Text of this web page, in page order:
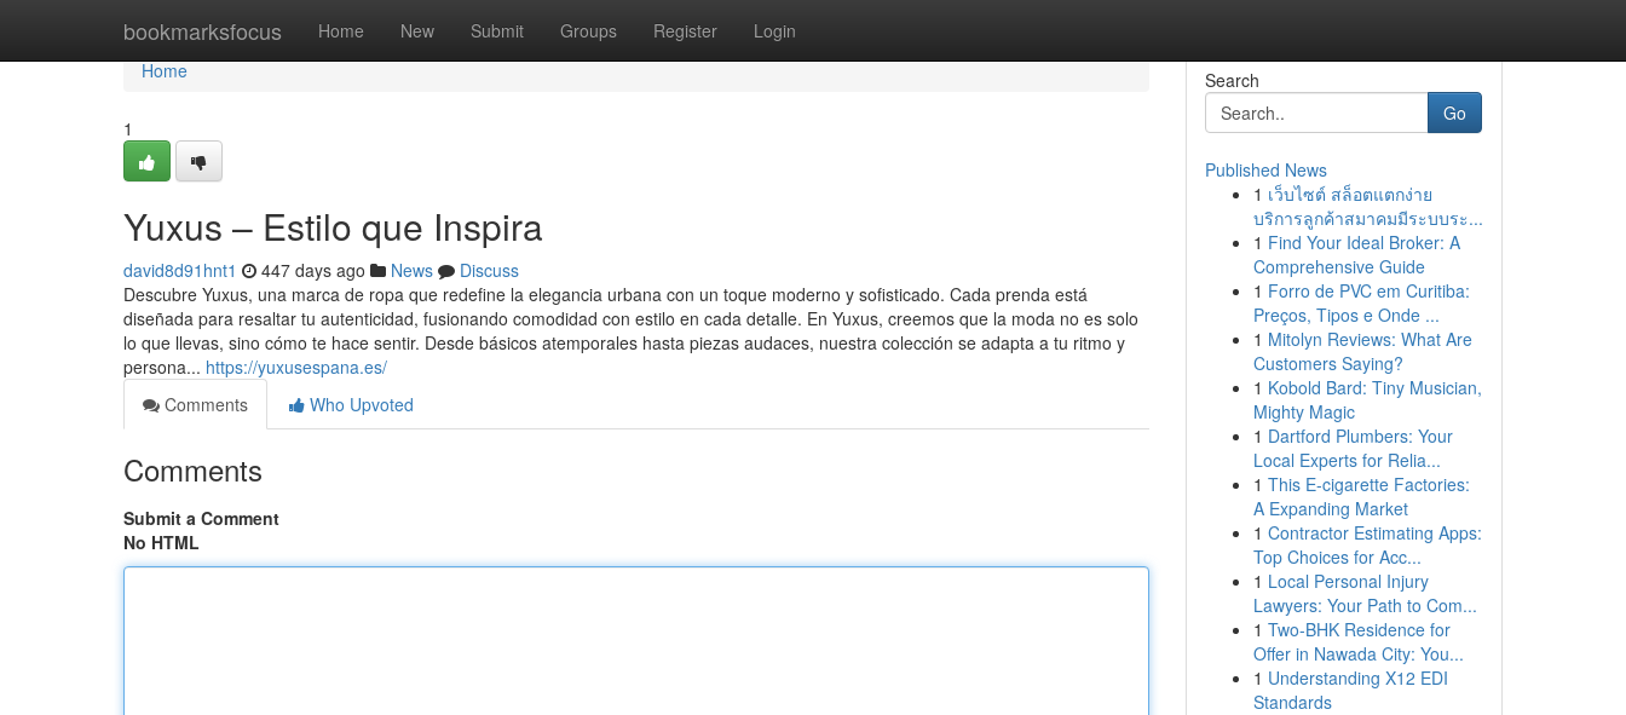
bookmarksfocus Home New Submit Groups Register Login
Home
Home
1
Yuxus – Estilo que Inspira
david8d91hnt1 447 days ago News
Discuss
Descubre Yuxus, una marca de ropa que redefine la elegancia urbana con un toque moderno y sofisticado. Cada prenda está
diseñada para resaltar tu autenticidad, fusionando comodidad con estilo en cada detalle. En Yuxus, creemos que la moda no es solo
lo que llevas, sino cómo te hace sentir. Desde básicos atemporales hasta piezas audaces, nuestra colección se adapta a tu ritmo y
persona... https://yuxusespana.es/
Comments
Who Upvoted
Comments
Submit a Comment
No HTML
Search
Go
Published News
1 เว็บไซต์ สล็อตแตกง่าย
บริการลูกค้าสมาคมมีระบบระ...
1 Find Your Ideal Broker: A
Comprehensive Guide
1 Forro de PVC em Curitiba:
Preços, Tipos e Onde ...
1 Mitolyn Reviews: What Are
Customers Saying?
1 Kobold Bard: Tiny Musician,
Mighty Magic
1 Dartford Plumbers: Your
Local Experts for Relia...
1 This E-cigarette Factories:
A Expanding Market
1 Contractor Estimating Apps:
Top Choices for Acc...
1 Local Personal Injury
Lawyers: Your Path to Com...
1 Two-BHK Residence for
Offer in Nawada City: You...
1 Understanding X12 EDI
Standards